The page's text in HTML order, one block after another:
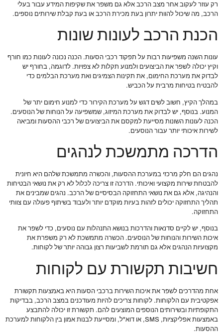
רק עוזר לעקוב אחר מצב הרכב אלא גם משפר את שקיפות המידע עבור בעלי
הרכב, מה שיכול להוות יתרון בעת מכירת הרכב או בעת קבלת שירותים נוספים.
הכנת הרכב לעונות שונות
עונות השנה משפיעות רבות על תפקוד רכבי הסעות. הכנה נכונה לעונות כמו חורף
וקיץ יכולה לשפר את הביצועים ולמנוע תקלות לא צפויות. לדוגמה, בחורף יש
לבדוק את מערכת החימום, את תקינות הצמיגים ואת מערכת הבלמים כדי
להבטיח בטיחות מרבית על הכביש.
במהלך הקיץ, חשוב לשים דגש על מערכת הקירור כדי למנוע חימום יתר של
המנוע. בנוסף, יש לבדוק את מערכת המיזוג, שמשפיעה על הנוחות של הנוסעים.
הכנה לעונות השונות מסייעת למקסם את הביצועים של רכבי ההסעות ומביאה
לשירות איכותי יותר עבור הנוסעים.
הדרכה מתמשכת לנהגים
נהגים הם חלק מרכזי במערכת ההסעות, והכשרה מתמשכת שלהם היא חיונית
להבטחת שירות מקצועי ואיכותי. הדרכה זו צריכה לכלול לא רק את נושאי הבטיחות
והנהיגה, אלא גם את נושאי התחזוקה הבסיסיים של הרכב. נהגים שמבינים את
תהליך התחזוקה יכולים לזהות בעיות מוקדם יותר ולעבוד בשיתוף פעולה עם צוותי
התחזוקה.
בנוסף, יש לקיים סדנאות והדרכות בנושא התנהלות עם נוסעים, כדי לשפר את
איכות השירות והנוחות של הנוסעים. הכשרה מתמשכת לא רק משפרת את
מקצועיות הנהגים אלא גם תורמת לשביעות רצון גבוהה יותר של לקוחות.
חשיבות תקשורת עם לקוחות
אחת מהדרכים לשפר את איכות השירות ברכבי הסעות היא באמצעות תקשורת
אפקטיבית עם הלקוחות. לקוחות צריכים להיות מעודכנים במצב הרכב, בבדיקות
התקופתיות ובשירותים הנוספים המוצעים להם. תקשורת זו יכולה להתבצע
באמצעות אפליקציות, SMS, או דוא"ל, ומסייעת לבנות אמון בין הלקוחות למערכת
ההסעות.